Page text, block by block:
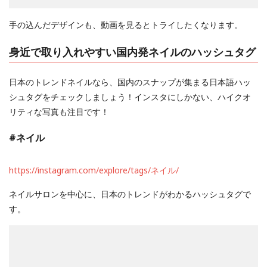
手の込んだデザインも、動画を見るとトライしたくなります。
身近で取り入れやすい国内発ネイルのハッシュタグ
日本のトレンドネイルなら、国内のスナップが集まる日本語ハッ
シュタグをチェックしましょう！インスタにしかない、ハイクオ
リティな写真も注目です！
#ネイル
https://instagram.com/explore/tags/ネイル/
ネイルサロンを中心に、日本のトレンドがわかるハッシュタグで
す。